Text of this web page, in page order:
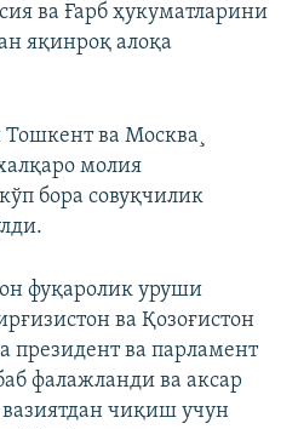
ва Ғарб ҳукуматларини
яқинроқ алоқа
ва Москва¸
молия
бора совуқчилик
фуқаролик уруши
ва Қозоғистон
президент ва парламент
фалажланди ва аксар
чиқиш учун